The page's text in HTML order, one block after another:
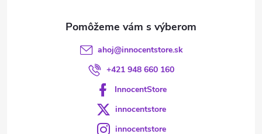
ahoj@innocentstore.sk
+421 948 660 160
InnocentStore
innocentstore
innocentstore